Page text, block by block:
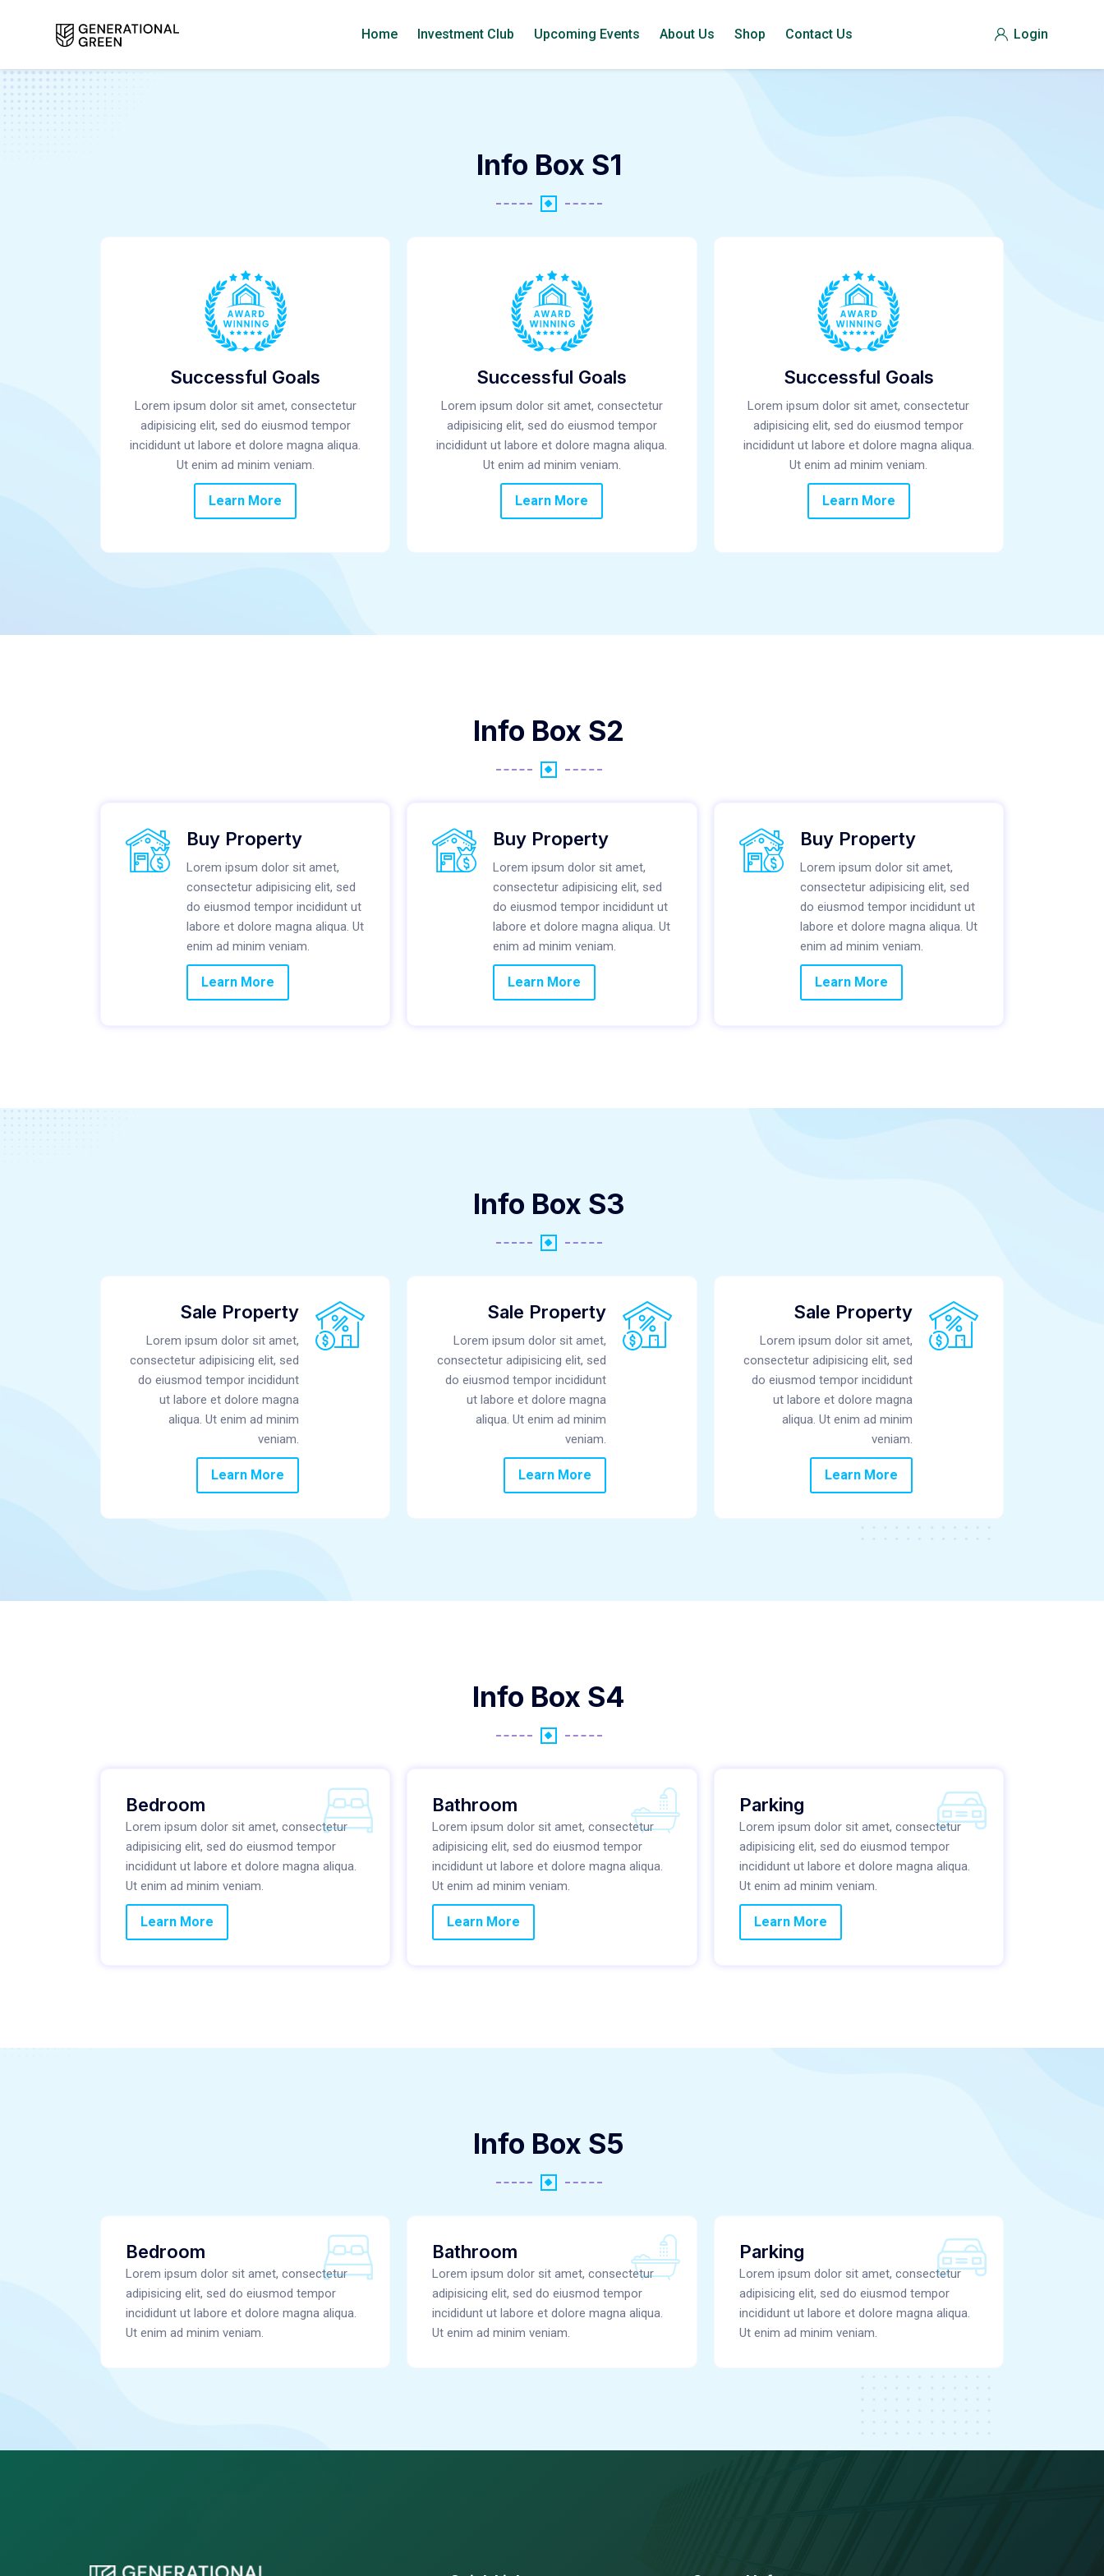
Home Investment Club Upcoming Events About Us Shop Contact Us Login
Info Box S1
Successful Goals
Lorem ipsum dolor sit amet, consectetur
adipisicing elit, sed do eiusmod tempor
incididunt ut labore et dolore magna aliqua.
Ut enim ad minim veniam.
Learn More
Successful Goals
Lorem ipsum dolor sit amet, consectetur
adipisicing elit, sed do eiusmod tempor
incididunt ut labore et dolore magna aliqua.
Ut enim ad minim veniam.
Learn More
Successful Goals
Lorem ipsum dolor sit amet, consectetur
adipisicing elit, sed do eiusmod tempor
incididunt ut labore et dolore magna aliqua.
Ut enim ad minim veniam.
Learn More
Info Box S2
Buy Property
Lorem ipsum dolor sit amet,
consectetur adipisicing elit, sed
do eiusmod tempor incididunt ut
labore et dolore magna aliqua. Ut
enim ad minim veniam.
Learn More
Buy Property
Lorem ipsum dolor sit amet,
consectetur adipisicing elit, sed
do eiusmod tempor incididunt ut
labore et dolore magna aliqua. Ut
enim ad minim veniam.
Learn More
Buy Property
Lorem ipsum dolor sit amet,
consectetur adipisicing elit, sed
do eiusmod tempor incididunt ut
labore et dolore magna aliqua. Ut
enim ad minim veniam.
Learn More
Info Box S3
Sale Property
Lorem ipsum dolor sit amet,
consectetur adipisicing elit, sed
do eiusmod tempor incididunt
ut labore et dolore magna
aliqua. Ut enim ad minim
veniam.
Learn More
Sale Property
Lorem ipsum dolor sit amet,
consectetur adipisicing elit, sed
do eiusmod tempor incididunt
ut labore et dolore magna
aliqua. Ut enim ad minim
veniam.
Learn More
Sale Property
Lorem ipsum dolor sit amet,
consectetur adipisicing elit, sed
do eiusmod tempor incididunt
ut labore et dolore magna
aliqua. Ut enim ad minim
veniam.
Learn More
Info Box S4
Bedroom
Lorem ipsum dolor sit amet, consectetur
adipisicing elit, sed do eiusmod tempor
incididunt ut labore et dolore magna aliqua.
Ut enim ad minim veniam.
Learn More
Bathroom
Lorem ipsum dolor sit amet, consectetur
adipisicing elit, sed do eiusmod tempor
incididunt ut labore et dolore magna aliqua.
Ut enim ad minim veniam.
Learn More
Parking
Lorem ipsum dolor sit amet, consectetur
adipisicing elit, sed do eiusmod tempor
incididunt ut labore et dolore magna aliqua.
Ut enim ad minim veniam.
Learn More
Info Box S5
Bedroom
Lorem ipsum dolor sit amet, consectetur
adipisicing elit, sed do eiusmod tempor
incididunt ut labore et dolore magna aliqua.
Ut enim ad minim veniam.
Bathroom
Lorem ipsum dolor sit amet, consectetur
adipisicing elit, sed do eiusmod tempor
incididunt ut labore et dolore magna aliqua.
Ut enim ad minim veniam.
Parking
Lorem ipsum dolor sit amet, consectetur
adipisicing elit, sed do eiusmod tempor
incididunt ut labore et dolore magna aliqua.
Ut enim ad minim veniam.